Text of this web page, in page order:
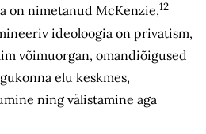
on nimetanud McKenzie,12
ideoloogia on privatism,
võimuorgan, omandiõigused
elu keskmes,
ning välistamine aga